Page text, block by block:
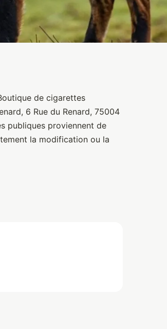
de cigarettes
6 Rue du Renard, 75004
publiques proviennent de
la modification ou la